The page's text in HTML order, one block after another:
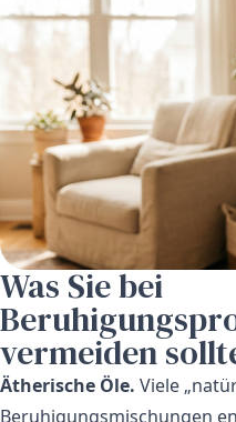
Was Sie bei
vermeiden
Ätherische Öle. Viele
Beruhigungsmischungen